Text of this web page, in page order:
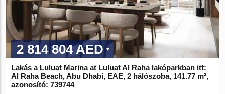
2 814 804 AED
Lakás a Luluat Marina at Luluat Al Raha lakóparkban itt:
Al Raha Beach, Abu Dhabi, EAE, 2 hálószoba, 141.77 m²,
azonosító: 739744